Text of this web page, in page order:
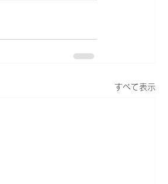
すべて表示